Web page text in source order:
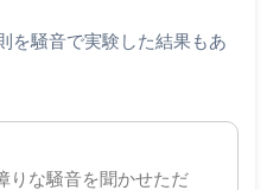
を騒音で実験した結果もあ
りな騒音を聞かせただ